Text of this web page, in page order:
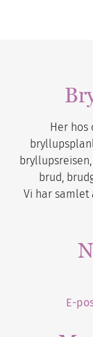
Her hos
brud,
Vi har samlet
E-